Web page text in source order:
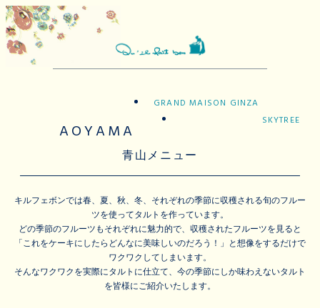
GRAND MAISON GINZA
SKYTREE
AOYAMA
青山メニュー
キルフェボンでは春、夏、秋、冬、それぞれの季節に収穫される旬のフルー
ツを使ってタルトを作っています。
どの季節のフルーツもそれぞれに魅力的で、収穫されたフルーツを見ると
「これをケーキにしたらどんなに美味しいのだろう！」と想像をするだけで
ワクワクしてしまいます。
そんなワクワクを実際にタルトに仕立て、今の季節にしか味わえないタルト
を皆様にご紹介いたします。